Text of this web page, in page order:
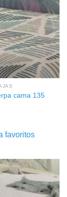
cama 135
favoritos